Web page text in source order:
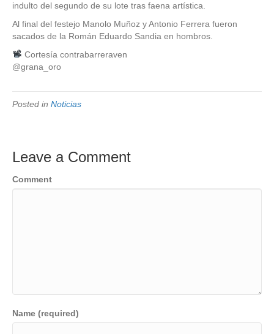
indulto del segundo de su lote tras faena artística.
Al final del festejo Manolo Muñoz y Antonio Ferrera fueron
sacados de la Román Eduardo Sandia en hombros.
Cortesía contrabarreraven
@grana_oro
Posted in Noticias
Leave a Comment
Comment
Name (required)